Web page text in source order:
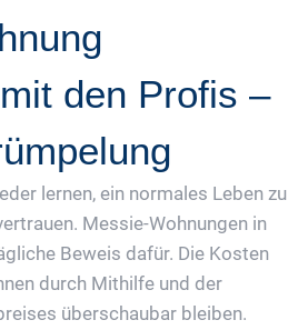
den Profis –
lernen, ein normales Leben zu
Messie-Wohnungen in
Beweis dafür. Die Kosten
durch Mithilfe und der
überschaubar bleiben.